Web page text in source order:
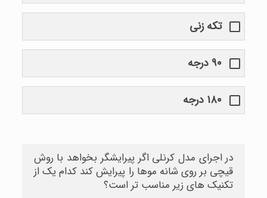
تکه زنی
۹۰ درجه
۱۸۰ درجه
در اجرای مدل کرنلی اگر پیرایشگر بخواهد با روش
قیچی بر روی شانه موها را پیرایش کند کدام یک از
تکنیک های زیر مناسب تر است؟